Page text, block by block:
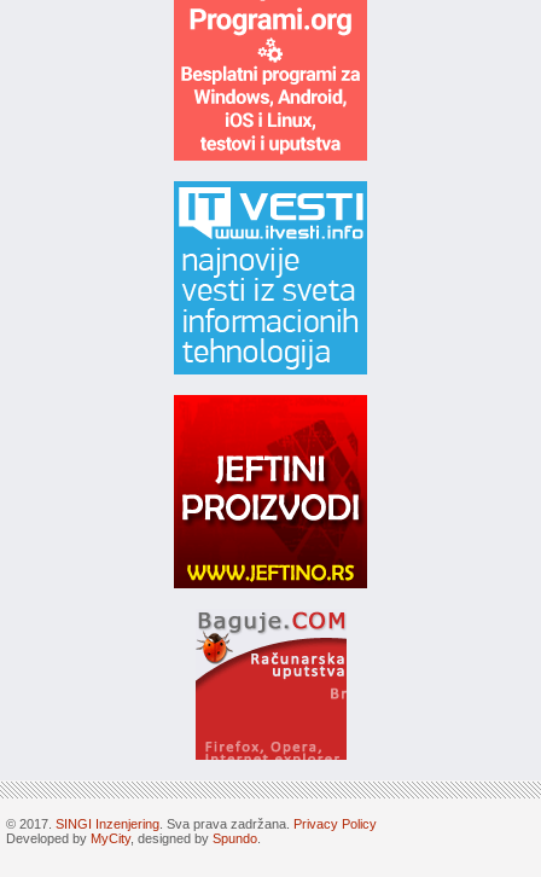
© 2017. SINGI Inzenjering . Sva prava zadržana. Privacy Policy
Developed by MyCity, designed by Spundo